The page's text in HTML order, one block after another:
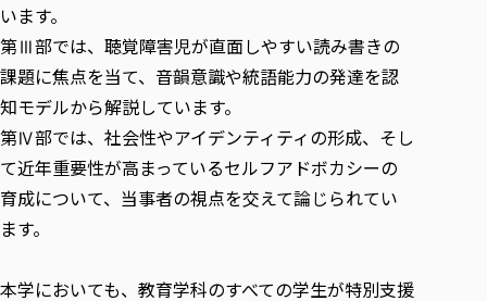
います。
第Ⅲ部では、聴覚障害児が直面しやすい読み書きの
課題に焦点を当て、音韻意識や統語能力の発達を認
知モデルから解説しています。
第Ⅳ部では、社会性やアイデンティティの形成、そし
て近年重要性が高まっているセルフアドボカシーの
育成について、当事者の視点を交えて論じられてい
ます。
本学においても、教育学科のすべての学生が特別支援